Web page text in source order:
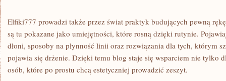
Elfiki777 prowadzi także przez świat praktyk budujących pewną
są tu pokazane jako umiejętności, które rosną dzięki rutynie.
dłoni, sposoby na płynność linii oraz rozwiązania dla tych, którym
pojawia się drżenie. Dzięki temu blog staje się wsparciem nie tylko
osób, które po prostu chcą estetyczniej prowadzić zeszyt.